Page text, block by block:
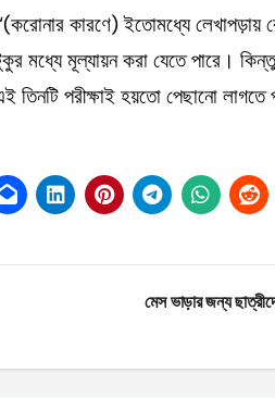
কারণে) ইতোমধ্যে
মধ্যে মূল্যায়ন করা যেতে পারে।
পরীক্ষাই হয়তো পেছানো লাগতে
মেস ভাড়ার জন্য